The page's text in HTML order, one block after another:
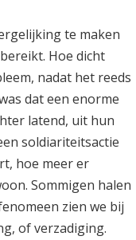
te maken
Hoe dicht
nadat het reeds
dat een enorme
latend, uit hun
soldiariteitsactie
hoe meer er
Sommigen halen
zien we bij
of verzadiging.